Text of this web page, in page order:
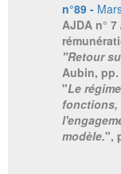
n°89 -
AJDA n°
"Retour
Aubin, pp.
"Le
fonctions,
modèle.",